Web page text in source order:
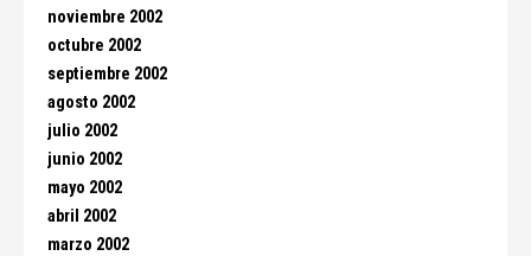
noviembre 2002
octubre 2002
septiembre 2002
agosto 2002
julio 2002
junio 2002
mayo 2002
abril 2002
marzo 2002